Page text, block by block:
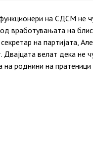
на СДСМ не
вработувањата на
на партијата,
Двајцата велат дека не
на роднини на